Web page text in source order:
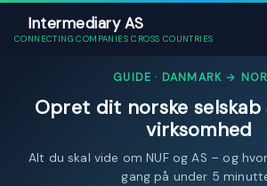
Intermediary AS
CONNECTING COMPANIES CROSS COUNTRIES
GUIDE · DANMARK →
Opret dit norske selskab
virksomhed
Alt du skal vide om NUF og AS – og
gang på under 5